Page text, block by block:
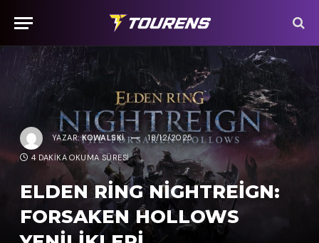
YAZAR: KOWALSKI 18/12/2025
4 DAKIKA OKUMA SÜRESI
ELDEN RING NIGHTREIGN:
FORSAKEN HOLLOWS